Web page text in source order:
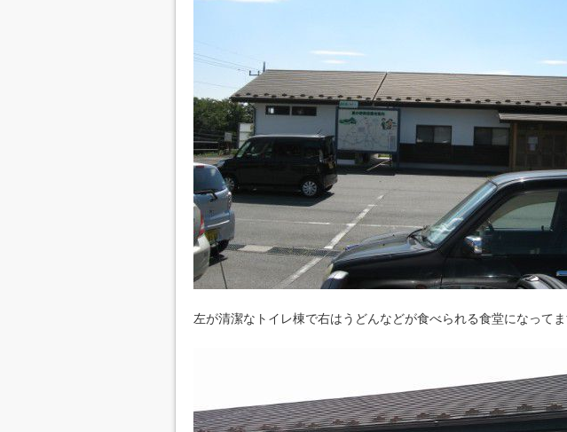
左が清潔なトイレ棟で右はうどんなどが食べられる食堂になって